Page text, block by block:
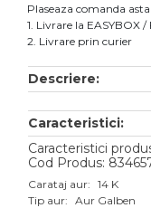
Accesorii
Aur alb
Aur roz
Aur mixt
Plaseaza comanda
1. Livrare la EASYBOX
2. Livrare prin curier
Descriere:
Caracteristici:
Caracteristici
Cod Produs:
Carataj aur: 14 K
Tip aur: Aur Galben